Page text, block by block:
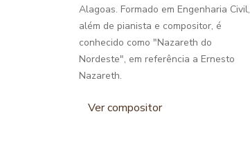
Alagoas. Formado em Engenharia Civil,
além de pianista e compositor, é
conhecido como "Nazareth do
Nordeste", em referência a Ernesto
Nazareth.
Ver compositor